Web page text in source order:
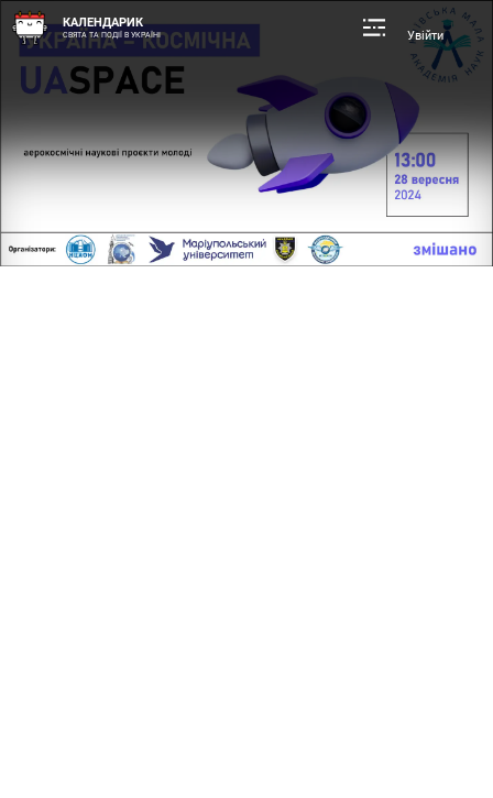
КАЛЕНДАРИК
СВЯТА ТА ПОДІЇ В УКРАЇНІ Увійти